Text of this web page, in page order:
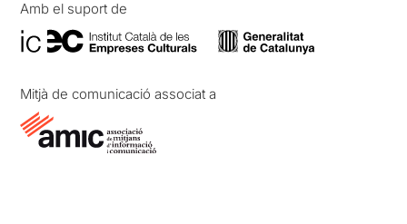
Amb el suport de
Mitjà de comunicació associat a